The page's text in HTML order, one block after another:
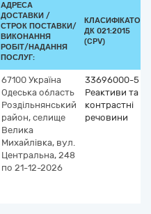
АДРЕСА
ДОСТАВКИ /
СТРОК ПОСТАВКИ/
ВИКОНАННЯ
РОБІТ/НАДАННЯ
ПОСЛУГ:
КЛАСИФІКАТОР
ДК 021:2015
(CPV)
67100 Україна
Одеська область
Роздільнянський
район, селище
Велика
Михайлівка, вул.
Центральна, 248
по 21-12-2026
33696000-5
Реактиви та
контрастні
речовини